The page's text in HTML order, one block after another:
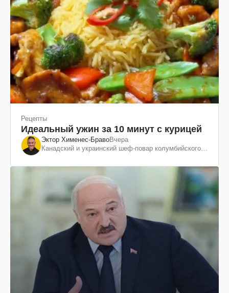
Рецепты
Идеальный ужин за 10 минут с курицей
Эктор Хименес-БравоВчера
Канадский и украинский шеф-повар колумбийского